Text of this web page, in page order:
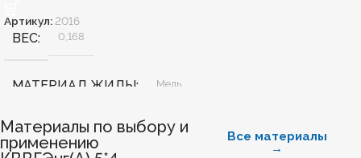
Артикул: 2016
ВЕС 0,168
МАТЕРИАЛ ЖИЛЫ Медь
БЕЗГАЛОГЕННЫЙ Нет
Материалы по выбору и
применению
Все материалы
→